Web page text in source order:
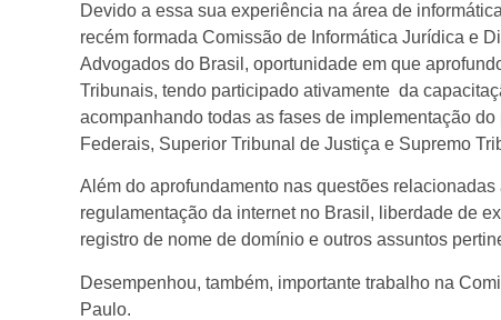
Devido a essa sua experiência na área de
recém formada Comissão de Informática Jurídica e
Advogados do Brasil, oportunidade em que
Tribunais, tendo participado ativamente da
acompanhando todas as fases de implementação
Federais, Superior Tribunal de Justiça e Supremo
Além do aprofundamento nas questões
regulamentação da internet no Brasil, liberdade de
registro de nome de domínio e outros assuntos
Desempenhou, também, importante trabalho na
Paulo.